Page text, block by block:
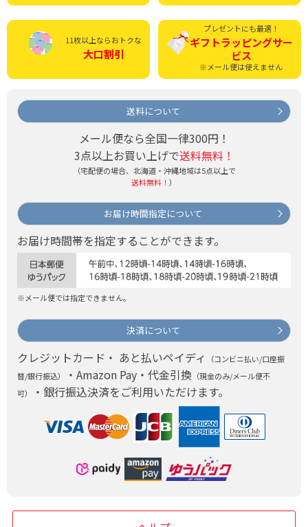
11枚以上ならおトクな
大口割引
プレゼントにも最適！
ギフトラッピングサー
ビス
※メール便は使えません
送料について
メール便なら全国一律300円！
3点以上お買い上げで送料無料！
（宅配便の場合、北海道・沖縄地域は5点以上で
送料無料！ ）
お届け時間指定について
お届け時間帯を指定することができます。
※メール便では指定できません。
決済について
クレジットカード・ あと払いペイディ
（コンビニ払い/口座振
替/銀行振込）
・Amazon Pay・代金引換 （現金のみ/メール便不
可）
・銀行振込決済をご利用いただけます。